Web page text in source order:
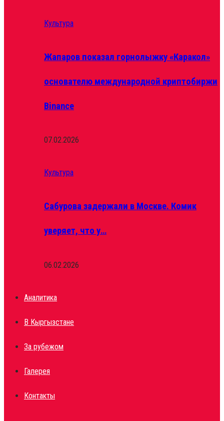
Культура
Жапаров показал горнолыжку «Каракол»
основателю международной криптобиржи
Binance
07.02.2026
Культура
Сабурова задержали в Москве. Комик
уверяет, что у…
06.02.2026
Аналитика
В Кыргызстане
За рубежом
Галерея
Контакты